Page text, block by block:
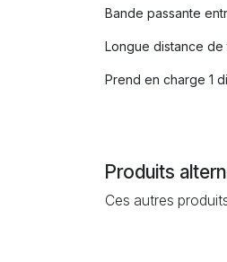
Bande passante
Longue distance de
Prend en charge 1
Produits
Ces autres